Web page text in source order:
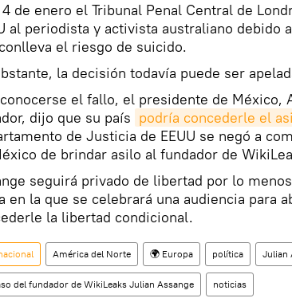
4 de enero el Tribunal Penal Central de
al periodista y activista australiano debido
el riesgo de suicido.
la decisión todavía puede ser
el fallo, el presidente de México,
dijo que su país podría concederle el
de Justicia de EEUU se negó a
de brindar asilo al fundador de
seguirá privado de libertad por lo
en la que se celebrará una audiencia para
la libertad condicional.
América del Norte 🌍 Europa política Julian
del fundador de WikiLeaks Julian Assange noticias